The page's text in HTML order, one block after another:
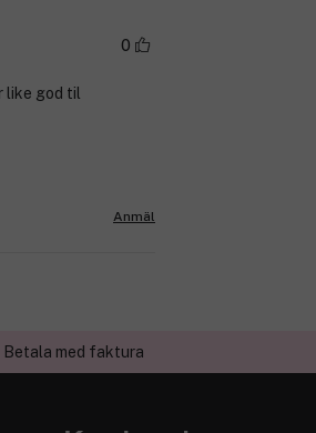
0
like god til
Anmäl
Betala med faktura